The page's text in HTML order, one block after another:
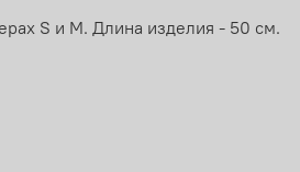
S и М. Длина изделия - 50 см.